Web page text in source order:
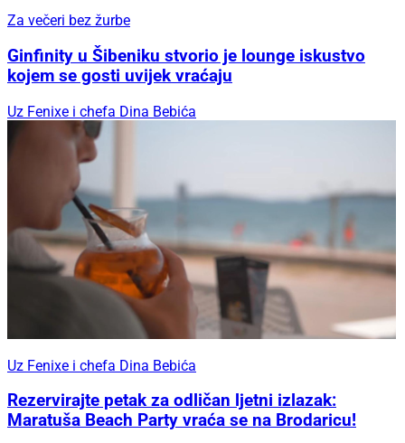
Za večeri bez žurbe
Ginfinity u Šibeniku stvorio je lounge iskustvo
kojem se gosti uvijek vraćaju
Uz Fenixe i chefa Dina Bebića
Uz Fenixe i chefa Dina Bebića
Rezervirajte petak za odličan ljetni izlazak:
Maratuša Beach Party vraća se na Brodaricu!